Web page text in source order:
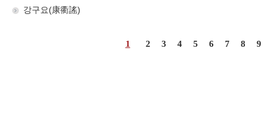
강구요(康衢謠)
1 2 3 4 5 6 7 8 9